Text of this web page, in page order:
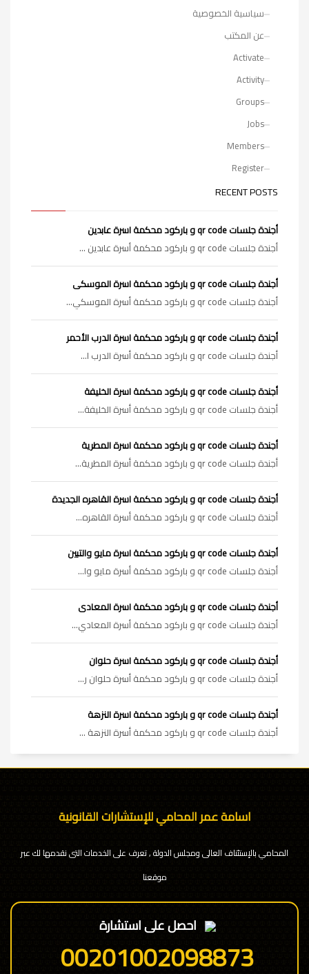
سياسية الخصوصية
عن المكتب
Activate
Activity
Groups
Jobs
Members
Register
RECENT POSTS
أجندة جلسات qr code و باركود محكمة اسرة عابدين
أجندة جلسات qr code و باركود محكمة أسرة عابدين ...
أجندة جلسات qr code و باركود محكمة اسرة الموسكى
أجندة جلسات qr code و باركود محكمة أسرة الموسكي...
أجندة جلسات qr code و باركود محكمة اسرة الدرب الأحمر
أجندة جلسات qr code و باركود محكمة أسرة الدرب ا...
أجندة جلسات qr code و باركود محكمة اسرة الخليفة
أجندة جلسات qr code و باركود محكمة أسرة الخليفة...
أجندة جلسات qr code و باركود محكمة اسرة المطرية
أجندة جلسات qr code و باركود محكمة أسرة المطرية...
أجندة جلسات qr code و باركود محكمة اسرة القاهره الجديدة
أجندة جلسات qr code و باركود محكمة أسرة القاهره...
أجندة جلسات qr code و باركود محكمة اسرة مايو والتبين
أجندة جلسات qr code و باركود محكمة أسرة مايو وا...
أجندة جلسات qr code و باركود محكمة اسرة المعادى
أجندة جلسات qr code و باركود محكمة أسرة المعادي...
أجندة جلسات qr code و باركود محكمة اسرة حلوان
أجندة جلسات qr code و باركود محكمة أسرة حلوان ر...
أجندة جلسات qr code و باركود محكمة اسرة النزهة
أجندة جلسات qr code و باركود محكمة أسرة النزهة ...
اسامة عمر المحامي للإستشارات القانونية
المحامي بالإستئناف العالى ومجلس الدولة , تعرف على الخدمات التى نقدمها لك عبر
موقعنا
احصل على استشارة
00201002098873